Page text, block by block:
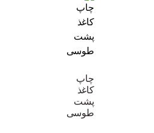
چاپ
کاغذ
پشت
طوسی